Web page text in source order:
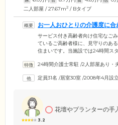
二人部屋 / 27.67m2 / Bタイプ
お一人おひとりの介護度に
だけます
サービス付き高齢者向け住宅なご
ているご高齢者様に、見守りのあ
住まいです。当施設では24時間ス
の安否確認で、ご入居者様のすこ
回りのお世話もおまかせください
24時間介護士常駐 /2人部屋あり・
定員31名 /居室30室 /2008年4月設立
3.2
花壇やプランターの手